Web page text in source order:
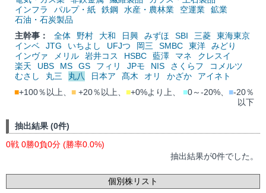
インフラ
パルプ・紙 鉄鋼 水産・農林業 空運業
鉱業
石油・石炭製品
主幹事：
全体 野村 大和 日興 みずほ SBI 三菱
東海東京
インベ
JTG いちよし UFJつ 岡三 SMBC 東洋
みどり
インヴァ
メリル 岩井コス HSBC 藍澤 マネ
クレスイ
楽天
UBS MS GS フィリ JPモ NIS さくらフ
コメルツ
むさし
丸三 丸八 日本ア 髙木 オリ かざか
アイネト
■+100％以上、 ■ +20％以上、 ■+0%より上、 ■0～-20%、 ■-20％
以下
抽出結果 (0件)
0戦 0勝0負0分 (勝率0.0%)
抽出結果が0件でした。
個別株リスト